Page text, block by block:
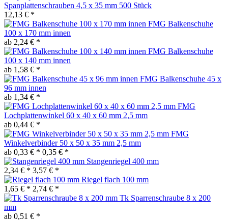
Spanplattenschrauben 4,5 x 35 mm 500 Stück
12,13 € *
FMG Balkenschuhe
100 x 170 mm innen
ab 2,24 € *
FMG Balkenschuhe
100 x 140 mm innen
ab 1,58 € *
FMG Balkenschuhe 45 x
96 mm innen
ab 1,34 € *
FMG
Lochplattenwinkel 60 x 40 x 60 mm 2,5 mm
ab 0,44 € *
FMG
Winkelverbinder 50 x 50 x 35 mm 2,5 mm
ab 0,33 € * 0,35 € *
Stangenriegel 400 mm
2,34 € * 3,57 € *
Riegel flach 100 mm
1,65 € * 2,74 € *
Tk Sparrenschraube 8 x 200
mm
ab 0,51 € *